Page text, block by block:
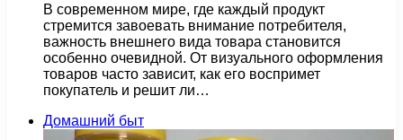
В современном мире, где каждый продукт
стремится завоевать внимание потребителя,
важность внешнего вида товара становится
особенно очевидной. От визуального оформления
товаров часто зависит, как его воспримет
покупатель и решит ли…
Домашний быт